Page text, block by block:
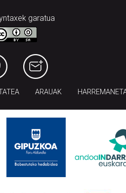
garatua
ARAUAK